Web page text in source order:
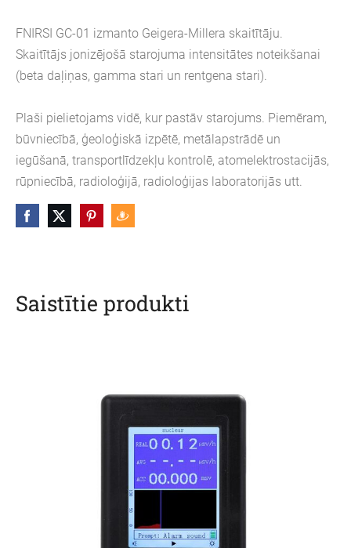
FNIRSI GC-01 izmanto Geigera-Millera skaitītāju.
Skaitītājs jonizējošā starojuma intensitātes noteikšanai
(beta daļiņas, gamma stari un rentgena stari).
Plaši pielietojams vidē, kur pastāv starojums. Piemēram,
būvniecībā, ģeoloģiskā izpētē, metālapstrādē un
iegūšanā, transportlīdzekļu kontrolē, atomelektrostacijās,
rūpniecībā, radioloģijā, radioloģijas laboratorijās utt.
Saistītie produkti